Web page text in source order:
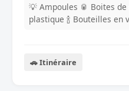
💡 Ampoules 🥫 Boites
plastique 🍾 Bouteilles en
🚗 Itinéraire